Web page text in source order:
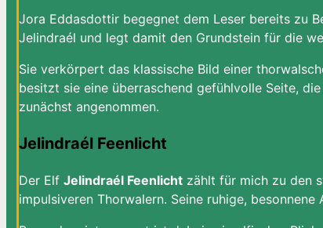
Jora Eddasdottir begegnet dem Leser bereits zu
Jelindraél und legt damit den Grundstein für die
Sie verkörpert das klassische Bild einer
besitzt sie eine überraschend gefühlvolle Seite,
zunächst angenommen.
Jelindraél Feenlicht
Der ElfJelindraél Feenlicht zählt für mich zu den
impulsiveren Thorwalern. Seine ruhige,